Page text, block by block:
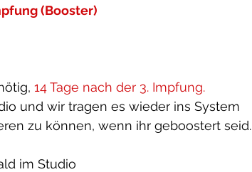
(Booster)
14 Tage nach der 3. Impfung.
und wir tragen es wieder ins System
zu können, wenn ihr geboostert seid.
im Studio